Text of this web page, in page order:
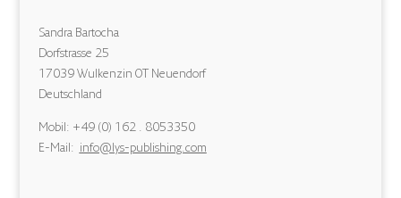
Sandra Bartocha
Dorfstrasse 25
17039 Wulkenzin OT Neuendorf
Deutschland
Mobil: +49 (0) 162 . 8053350
E-Mail: info@lys-publishing.com